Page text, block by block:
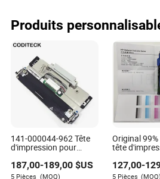
?
Des signes tels que des
manquantes ou des problèmes
d'impression indiquent
remplacement.
Aiyana
Produits
141-000044-962 Tête
d'impression pour
Pd41 Pd42 Imprimante
d'étiquettes thermique
187,00-189,00 $US
5 Pièces (MOQ)
Original
tête
T120
127,00-
5 Pièces (MOQ)